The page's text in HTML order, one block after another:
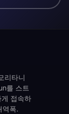
리타니
를 스트
접속하
역폭.